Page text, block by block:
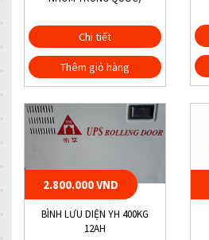
Chi tiết
Thêm giỏ hàng
2.800.000 VND
BÌNH LƯU DIỆN YH 400KG
12AH